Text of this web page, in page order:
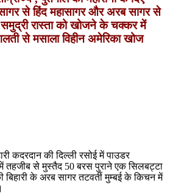
से हिंद महासागर और अरब सागर से
रास्ता को खोजने के चक्कर में
से मसाला विहीन अमेरिका खोज
कदरदान की दिल्ली रसोई में पाउडर
में तहजीब से मुस्तैद 50 बरस पुराने एक सिलबट्टा
के अरब सागर तटवर्ती मुम्बई के किचन में